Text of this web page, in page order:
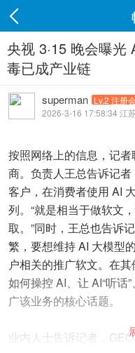
央视 3·15 晚会曝
毒已成产业链
superman Lv.2 注册
2026-3-16 17:58:34 江
按照网络上的信息，记
商。负责人王总告诉记
客户，在消费者使用 AI
列。“就是相当于做软文
取。”同时，王总也告诉
繁，要想维持 AI 大模型
户相关的推广软文。在
如何操控 AI、让 AI“听话
广该业务的核心话题。
业内人士告诉记者，